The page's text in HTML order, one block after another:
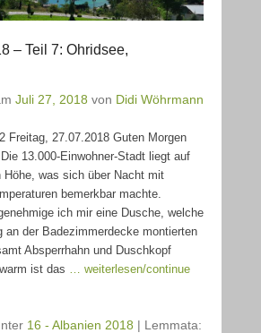
– Teil 7: Ohridsee,
Juli 27, 2018 von Didi Wöhrmann
Freitag, 27.07.2018 Guten Morgen
13.000-Einwohner-Stadt liegt auf
Höhe, was sich über Nacht mit
bemerkbar machte.
ich mir eine Dusche, welche
an der Badezimmerdecke montierten
Absperrhahn und Duschkopf
ist das … weiterlesen/continue
16 - Albanien 2018 | Lemmata: